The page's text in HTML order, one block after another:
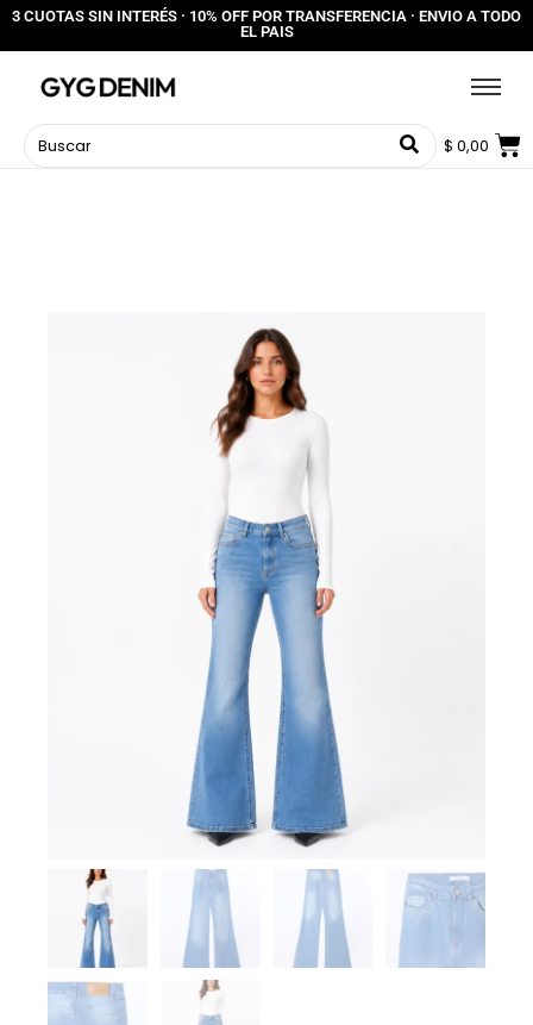
3 CUOTAS SIN INTERÉS · 10% OFF POR TRANSFERENCIA · ENVIO A TODO
EL PAIS
$ 0,00